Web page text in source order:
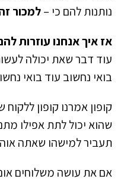
נותנות להם כי –למכור
אז איך אנחנו עוזרות
עוד דבר שאת יכולה
בואי נחשוב עוד בואי
קופון אמרנו קופון
שהוא יכול לתת אפילו
תעביר למישהו שאתה
אם את עושה משלוחים